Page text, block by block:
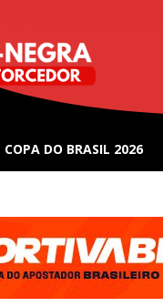
COPA DO BRASIL 2026